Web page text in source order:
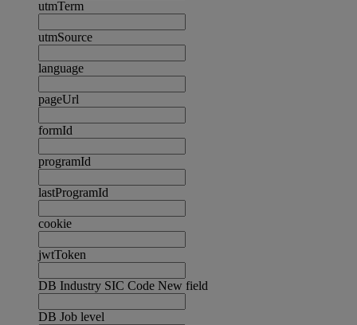
utmTerm
utmSource
language
pageUrl
formId
programId
lastProgramId
cookie
jwtToken
DB Industry SIC Code New field
DB Job level